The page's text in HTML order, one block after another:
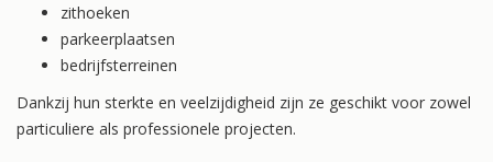
zithoeken
parkeerplaatsen
bedrijfsterreinen
Dankzij hun sterkte en veelzijdigheid zijn ze geschikt voor zowel
particuliere als professionele projecten.